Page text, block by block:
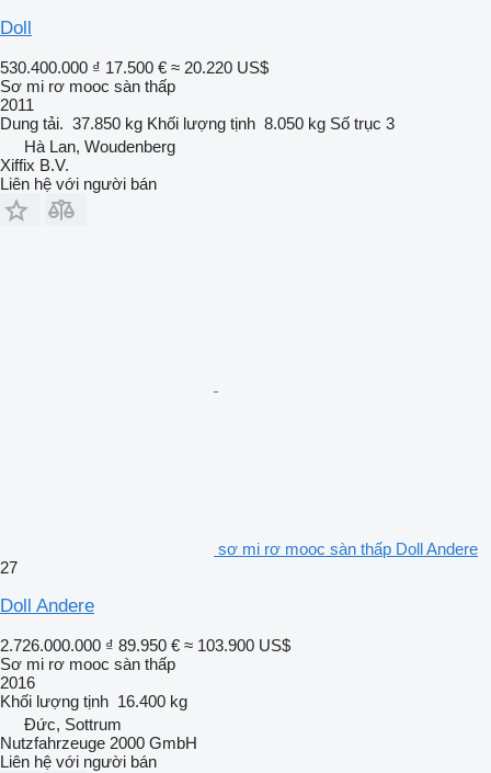
Doll
530.400.000 ₫ 17.500 € ≈ 20.220 US$
Sơ mi rơ mooc sàn thấp
2011
Dung tải. 37.850 kg Khối lượng tịnh 8.050 kg Số trục 3
Hà Lan, Woudenberg
Xiffix B.V.
Liên hệ với người bán
sơ mi rơ mooc sàn thấp Doll Andere
27
Doll Andere
2.726.000.000 ₫ 89.950 € ≈ 103.900 US$
Sơ mi rơ mooc sàn thấp
2016
Khối lượng tịnh 16.400 kg
Đức, Sottrum
Nutzfahrzeuge 2000 GmbH
Liên hệ với người bán